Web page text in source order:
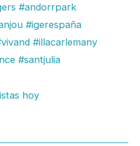
#andorrpark
#igerespaña
#illacarlemany
#santjulia
hoy